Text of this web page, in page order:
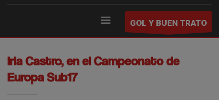
GOL Y BUEN TRATO
Iria Castro, en el Campeonato de
Europa Sub17